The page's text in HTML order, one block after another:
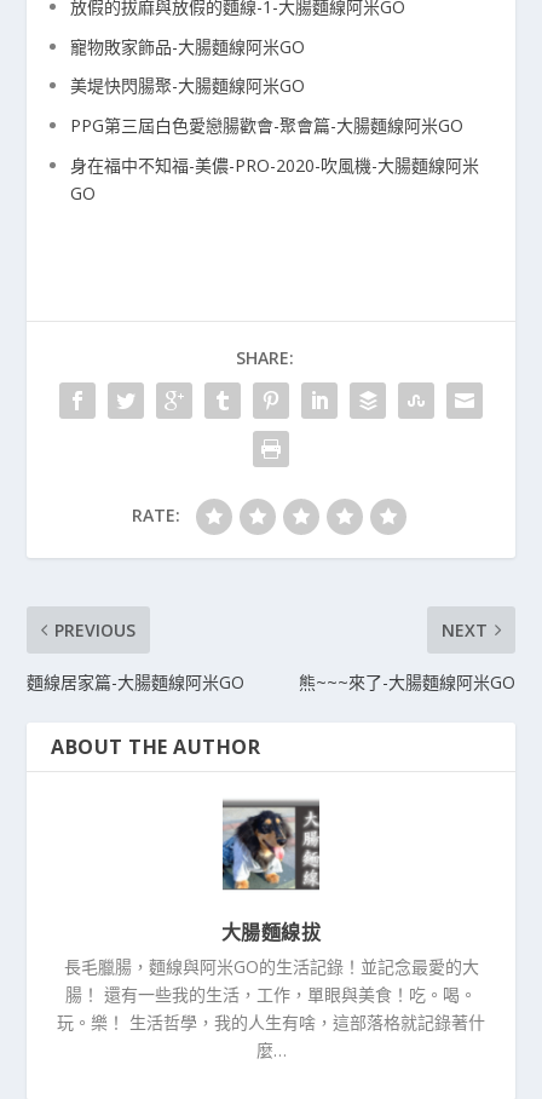
放假的拔麻與放假的麵線-1-大腸麵線阿米GO
寵物敗家飾品-大腸麵線阿米GO
美堤快閃腸聚-大腸麵線阿米GO
PPG第三屆白色愛戀腸歡會-聚會篇-大腸麵線阿米GO
身在福中不知福-美儂-PRO-2020-吹風機-大腸麵線阿米
GO
SHARE:
RATE:
PREVIOUS
麵線居家篇-大腸麵線阿米GO
NEXT
熊~~~來了-大腸麵線阿米GO
ABOUT THE AUTHOR
大腸麵線拔
長毛臘腸，麵線與阿米GO的生活記錄！並記念最愛的大
腸！ 還有一些我的生活，工作，單眼與美食！吃。喝。
玩。樂！ 生活哲學，我的人生有啥，這部落格就記錄著什
麼…